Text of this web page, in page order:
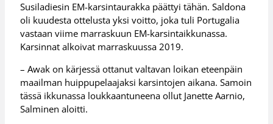
Susiladiesin EM-karsintaurakka päättyi tähän. Saldona
oli kuudesta ottelusta yksi voitto, joka tuli Portugalia
vastaan viime marraskuun EM-karsintaikkunassa.
Karsinnat alkoivat marraskuussa 2019.
– Awak on kärjessä ottanut valtavan loikan eteenpäin
maailman huippupelaajaksi karsintojen aikana. Samoin
tässä ikkunassa loukkaantuneena ollut Janette Aarnio,
Salminen aloitti.